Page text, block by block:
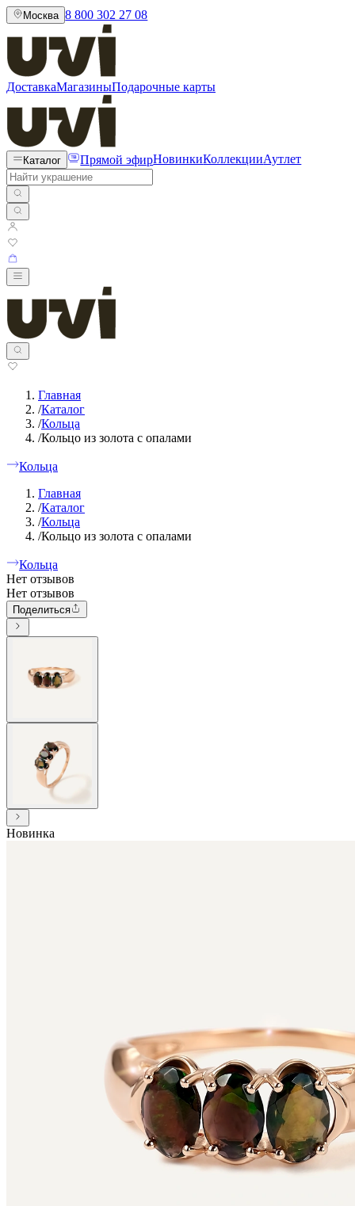
Москва 8 800 302 27 08
ДоставкаМагазиныПодарочные карты
Каталог Прямой эфирНовинкиКоллекцииАутлет
Главная
/Каталог
/Кольца
/Кольцо из золота с опалами
Кольца
Главная
/Каталог
/Кольца
/Кольцо из золота с опалами
Кольца
Нет отзывов
Нет отзывов
Поделиться
Новинка